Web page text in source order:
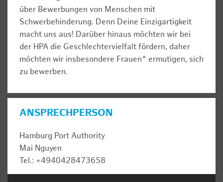
über Bewerbungen von Menschen mit
Schwerbehinderung. Denn Deine Einzigartigkeit
macht uns aus! Darüber hinaus möchten wir bei
der HPA die Geschlechtervielfalt fördern, daher
möchten wir insbesondere Frauen* ermutigen, sich
zu bewerben.
ANSPRECHPERSON
Hamburg Port Authority
Mai Nguyen
Tel.: +4940428473658